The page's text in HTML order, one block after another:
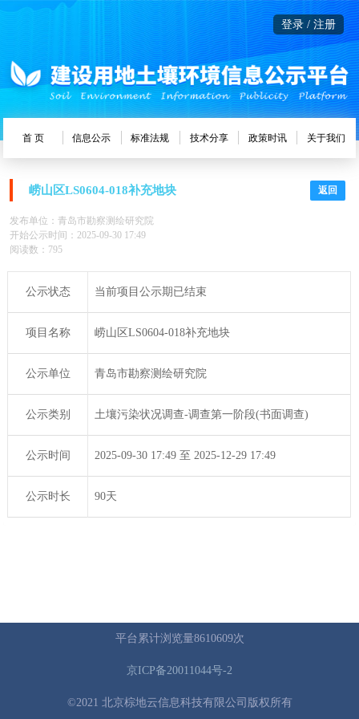
登录 / 注册
首 页 信息公示 标准法规 技术分享 政策时讯 关于我们
崂山区LS0604-018补充地块 返回
发布单位：青岛市勘察测绘研究院
开始公示时间：2025-09-30 17:49
阅读数：795
公示状态 当前项目公示期已结束
项目名称 崂山区LS0604-018补充地块
公示单位 青岛市勘察测绘研究院
公示类别 土壤污染状况调查-调查第一阶段(书面调查)
公示时间 2025-09-30 17:49 至 2025-12-29 17:49
公示时长 90天
平台累计浏览量8610609次
京ICP备20011044号-2
©2021 北京棕地云信息科技有限公司版权所有